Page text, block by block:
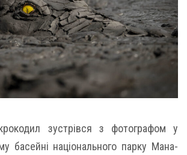
зустрівся з фотографом у
басейні національного парку Мана-